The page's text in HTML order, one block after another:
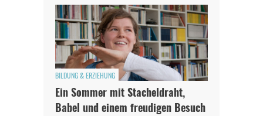
BILDUNG & ERZIEHUNG
Ein Sommer mit Stacheldraht,
Babel und einem freudigen Besuch